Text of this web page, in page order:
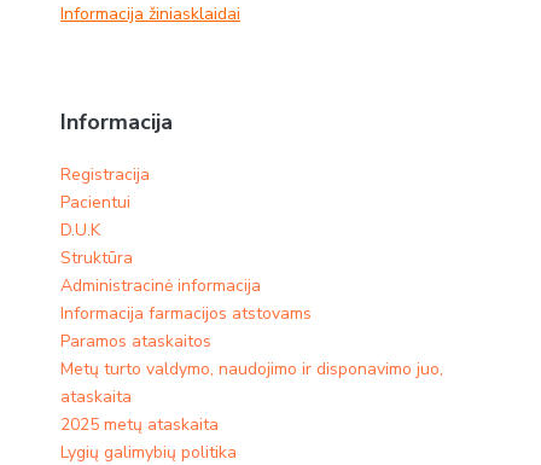
Informacija žiniasklaidai
Informacija
Registracija
Pacientui
D.U.K
Struktūra
Administracinė informacija
Informacija farmacijos atstovams
Paramos ataskaitos
Metų turto valdymo, naudojimo ir disponavimo juo,
ataskaita
2025 metų ataskaita
Lygių galimybių politika